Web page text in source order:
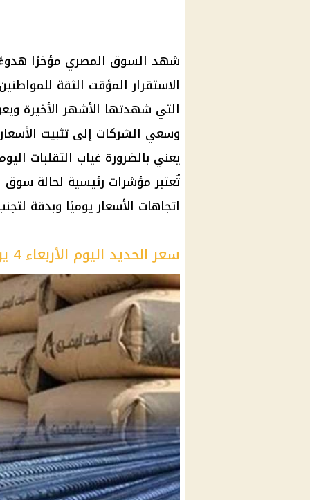
شهد السوق المصري مؤخرًا
الاستقرار المؤقت الثقة
التي شهدتها الأشهر الأخيرة
وسعي الشركات إلى تثبيت
يعني بالضرورة غياب التقلبات
تُعتبر مؤشرات رئيسية لحالة سوق
اتجاهات الأسعار يوميًا وبدقة
سعر الحديد اليوم الأربعاء 4 يونيو 2025